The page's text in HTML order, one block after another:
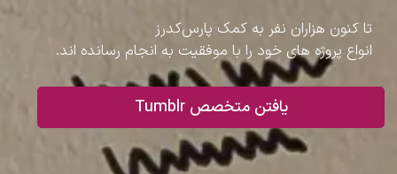
تا کنون هزاران نفر به کمک پارس‌کدرز
انواع پروژه های خود را با موفقیت به انجام رسانده اند.
یافتن متخصص Tumblr